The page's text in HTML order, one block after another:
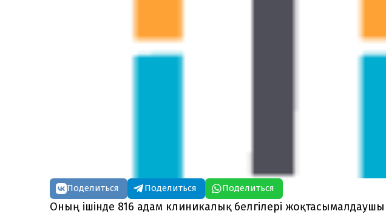
Поделиться Поделиться Поделиться
Оның ішінде 816 адам клиникалық белгілері жоқтасымалдаушы